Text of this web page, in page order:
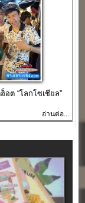
อต “โลกโซเชียล”
อ่านต่อ...